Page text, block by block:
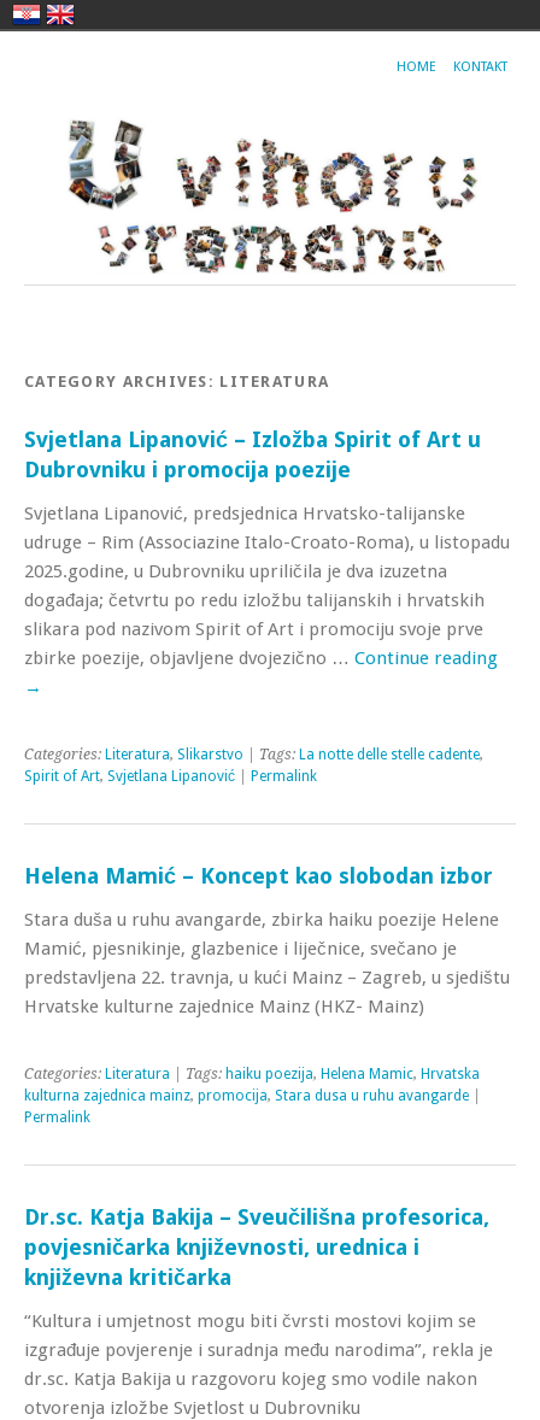
HOME KONTAKT
CATEGORY ARCHIVES: LITERATURA
Svjetlana Lipanović – Izložba Spirit of Art u
Dubrovniku i promocija poezije
Svjetlana Lipanović, predsjednica Hrvatsko-talijanske
udruge – Rim (Associazine Italo-Croato-Roma), u listopadu
2025.godine, u Dubrovniku upriličila je dva izuzetna
događaja; četvrtu po redu izložbu talijanskih i hrvatskih
slikara pod nazivom Spirit of Art i promociju svoje prve
zbirke poezije, objavljene dvojezično … Continue reading
→
Categories: Literatura, Slikarstvo | Tags: La notte delle stelle cadente,
Spirit of Art, Svjetlana Lipanović Permalink
Helena Mamić – Koncept kao slobodan izbor
Stara duša u ruhu avangarde, zbirka haiku poezije Helene
Mamić, pjesnikinje, glazbenice i liječnice, svečano je
predstavljena 22. travnja, u kući Mainz – Zagreb, u sjedištu
Hrvatske kulturne zajednice Mainz (HKZ- Mainz)
Categories: Literatura | Tags: haiku poezija, Helena Mamic, Hrvatska
kulturna zajednica mainz, promocija, Stara dusa u ruhu avangarde
Permalink
Dr.sc. Katja Bakija – Sveučilišna profesorica,
povjesničarka književnosti, urednica i
književna kritičarka
“Kultura i umjetnost mogu biti čvrsti mostovi kojim se
izgrađuje povjerenje i suradnja među narodima”, rekla je
dr.sc. Katja Bakija u razgovoru kojeg smo vodile nakon
otvorenja izložbe Svjetlost u Dubrovniku